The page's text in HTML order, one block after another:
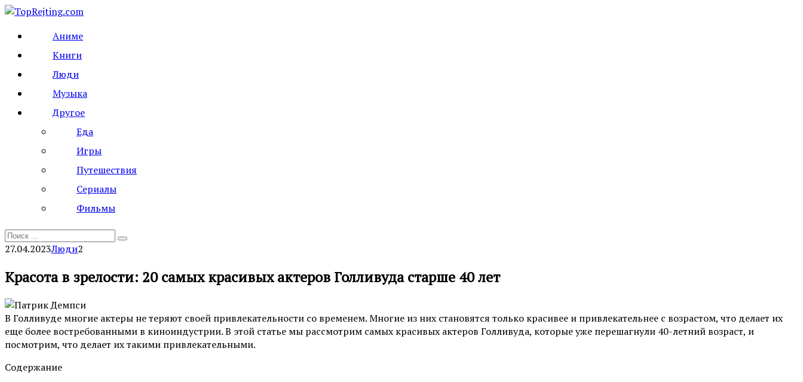
Перейти
контенту
Аниме
Книги
Люди
Музыка
Другое
Еда
Игры
Путешествия
Сериалы
Фильмы
Search
for:
27.04.2023Люди2
Красота в зрелости: 20 самых красивых актеров Голливуда старше 40 лет
В Голливуде многие актеры не теряют своей привлекательности со временем. Многие из них становятся только красивее и привлекательнее с возрастом, что делает их
еще более востребованными в киноиндустрии. В этой статье мы рассмотрим самых красивых актеров Голливуда, которые уже перешагнули 40-летний возраст, и
посмотрим, что делает их такими привлекательными.
Содержание